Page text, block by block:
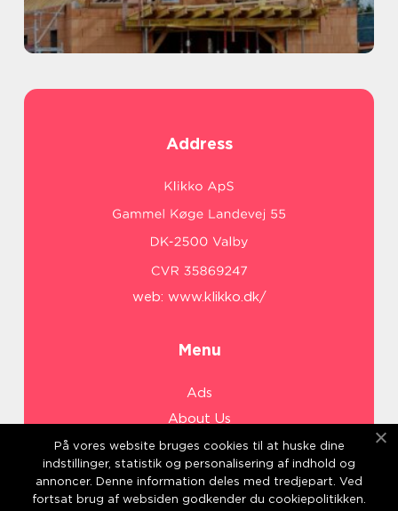
Address
web: www.klikko.dk/
Menu
Ads
About Us
Cookies
Contact
Sitemap
På vores website bruges cookies til at huske dine
indstillinger, statistik og personalisering af indhold og
annoncer. Denne information deles med tredjepart. Ved
fortsat brug af websiden godkender du cookiepolitikken.